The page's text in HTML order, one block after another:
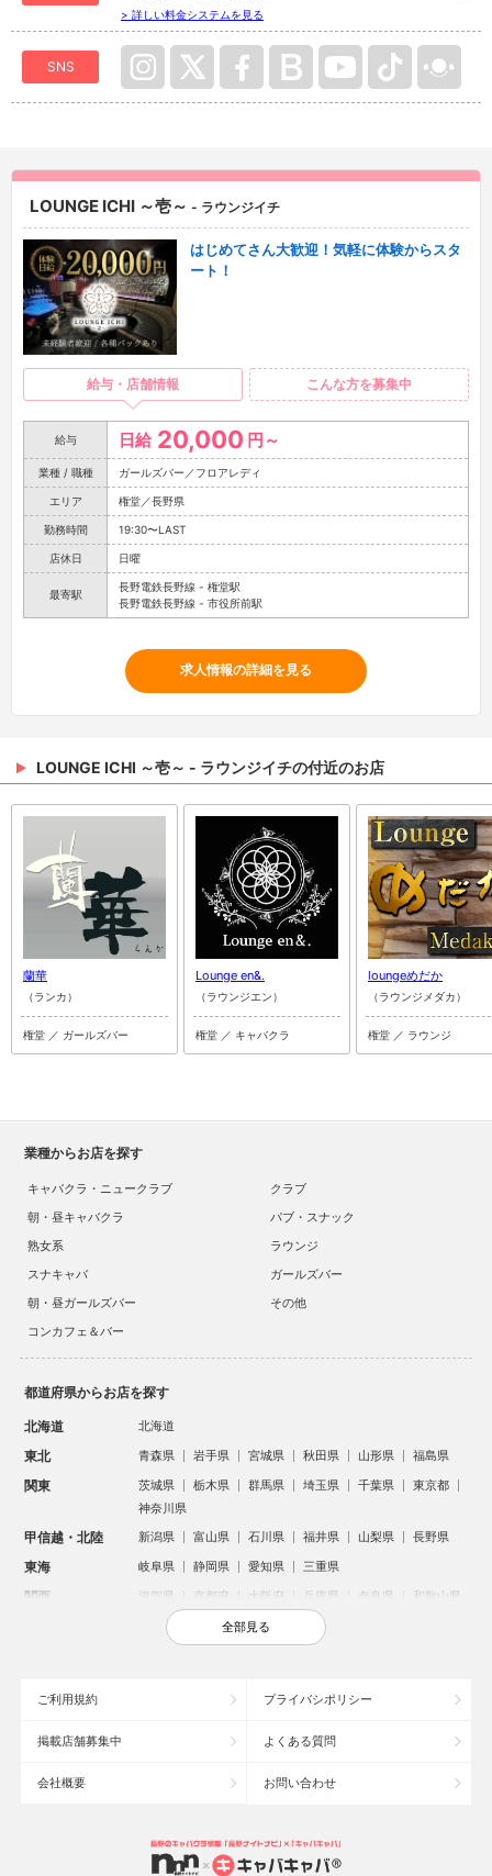
> 詳しい料金システムを見る
SNS
LOUNGE ICHI ～壱～ - ラウンジイチ
はじめてさん大歓迎！気軽に体験からスタ
ート！
給与・店舗情報 こんな方を募集中
給与 日給 20,000 円～
業種 / 職種 ガールズバー／フロアレディ
エリア 権堂／長野県
勤務時間 19:30〜LAST
店休日 日曜
最寄駅
長野電鉄長野線 - 権堂駅
長野電鉄長野線 - 市役所前駅
求人情報の詳細を見る
LOUNGE ICHI ～壱～ - ラウンジイチの付近のお店
蘭華
（ランカ）
権堂 ／ ガールズバー
Lounge en&.
（ラウンジエン）
権堂 ／ キャバクラ
loungeめだか
（ラウンジメダカ）
権堂 ／ ラウンジ
業種からお店を探す
キャバクラ・ニュークラブ
クラブ
朝・昼キャバクラ
パブ・スナック
熟女系
ラウンジ
スナキャバ
ガールズバー
朝・昼ガールズバー
その他
コンカフェ＆バー
都道府県からお店を探す
北海道 北海道
東北 青森県 岩手県 宮城県 秋田県 山形県 福島県
関東 茨城県 栃木県 群馬県 埼玉県 千葉県
東京都
神奈川県
甲信越・北陸 新潟県 富山県 石川県 福井県 山梨県 長野県
東海 岐阜県 静岡県 愛知県 三重県
関西 滋賀県 京都府 大阪府 兵庫県 奈良県 和歌山県
鳥取県 島根県 岡山県 広島県
沖縄県
大宮のキャバクラ
六本木のキャバクラ
全部見る
ご利用規約 プライバシポリシー
掲載店舗募集中 よくある質問
会社概要 お問い合わせ